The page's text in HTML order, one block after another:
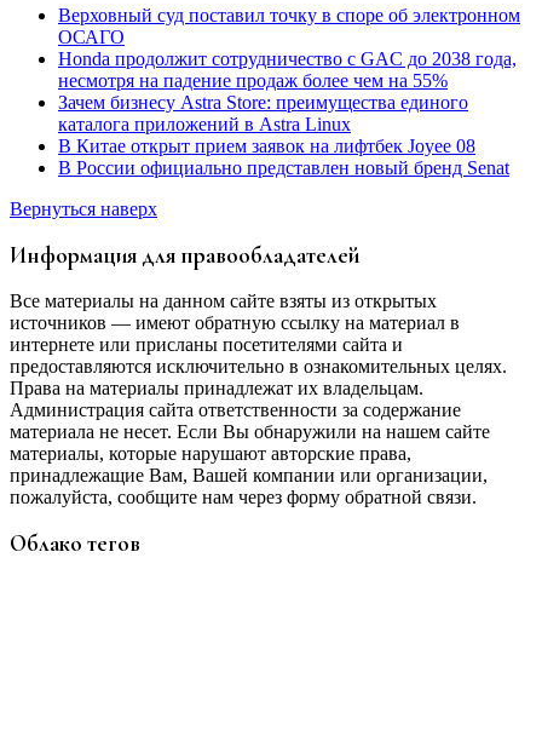
Верховный суд поставил точку в споре об электронном
ОСАГО
Honda продолжит сотрудничество с GAC до 2038 года,
несмотря на падение продаж более чем на 55%
Зачем бизнесу Astra Store: преимущества единого
каталога приложений в Astra Linux
В Китае открыт прием заявок на лифтбек Joyee 08
В России официально представлен новый бренд Senat
Вернуться наверх
Информация для правообладателей
Все материалы на данном сайте взяты из открытых
источников — имеют обратную ссылку на материал в
интернете или присланы посетителями сайта и
предоставляются исключительно в ознакомительных целях.
Права на материалы принадлежат их владельцам.
Администрация сайта ответственности за содержание
материала не несет. Если Вы обнаружили на нашем сайте
материалы, которые нарушают авторские права,
принадлежащие Вам, Вашей компании или организации,
пожалуйста, сообщите нам через форму обратной связи.
Облако тегов